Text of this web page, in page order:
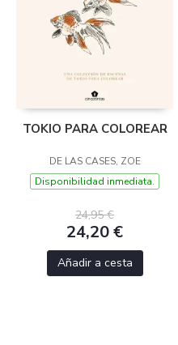
TOKIO PARA COLOREAR
DE LAS CASES, ZOE
Disponibilidad inmediata.
24,95 €
24,20 €
Añadir a cesta